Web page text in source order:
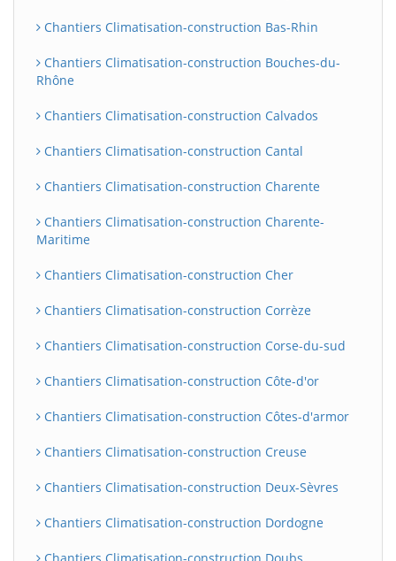
Chantiers Climatisation-construction Bas-Rhin
Chantiers Climatisation-construction Bouches-du-
Rhône
Chantiers Climatisation-construction Calvados
Chantiers Climatisation-construction Cantal
Chantiers Climatisation-construction Charente
Chantiers Climatisation-construction Charente-
Maritime
Chantiers Climatisation-construction Cher
Chantiers Climatisation-construction Corrèze
Chantiers Climatisation-construction Corse-du-sud
Chantiers Climatisation-construction Côte-d'or
Chantiers Climatisation-construction Côtes-d'armor
Chantiers Climatisation-construction Creuse
Chantiers Climatisation-construction Deux-Sèvres
Chantiers Climatisation-construction Dordogne